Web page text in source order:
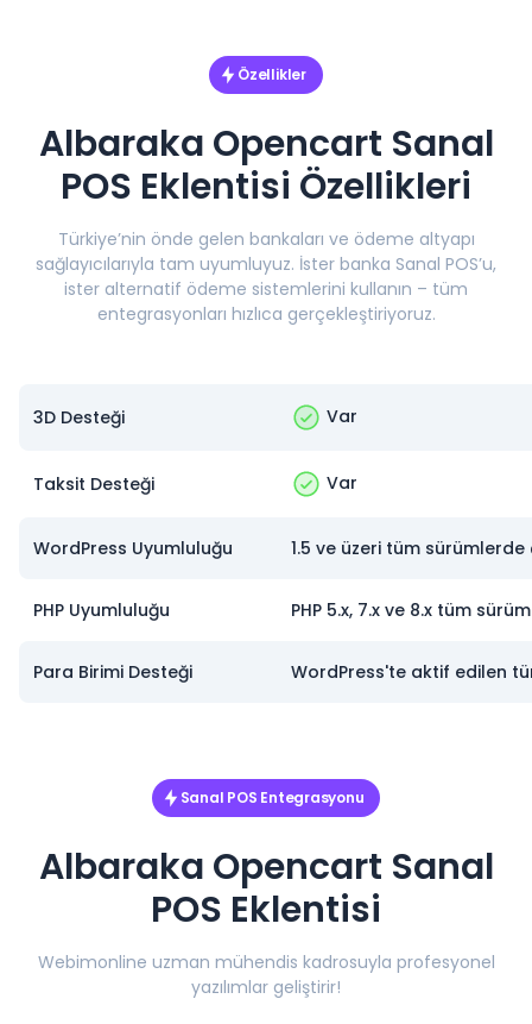
Özellikler
Albaraka Opencart Sanal
POS Eklentisi Özellikleri
Türkiye’nin önde gelen bankaları ve ödeme altyapı
sağlayıcılarıyla tam uyumluyuz. İster banka Sanal POS’u,
ister alternatif ödeme sistemlerini kullanın – tüm
entegrasyonları hızlıca gerçekleştiriyoruz.
3D Desteği Var
Taksit Desteği Var
WordPress Uyumluluğu 1.5 ve üzeri tüm sürümlerde
PHP Uyumluluğu PHP 5.x, 7.x ve 8.x tüm
Para Birimi Desteği WordPress'te aktif edilen
Sanal POS Entegrasyonu
Albaraka Opencart Sanal
POS Eklentisi
Webimonline uzman mühendis kadrosuyla profesyonel
yazılımlar geliştirir!